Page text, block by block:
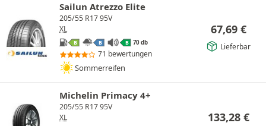
Sailun Atrezzo Elite
205/55 R17 95V
XL
B B B 70 db
71 bewertungen
Sommerreifen
67,69 €
Lieferbar
Michelin Primacy 4+
205/55 R17 95V
XL
133,28 €